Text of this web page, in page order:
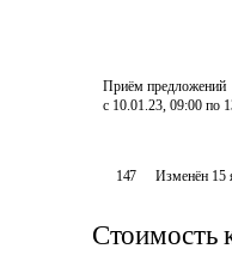
Приём предложений
с 10.01.23, 09:00 по
147 Изменён 15
Стоимость